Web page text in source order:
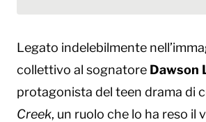
Legato indelebilmente
collettivo al sognatore Dawson
protagonista del teen drama di
Creek, un ruolo che lo ha reso il